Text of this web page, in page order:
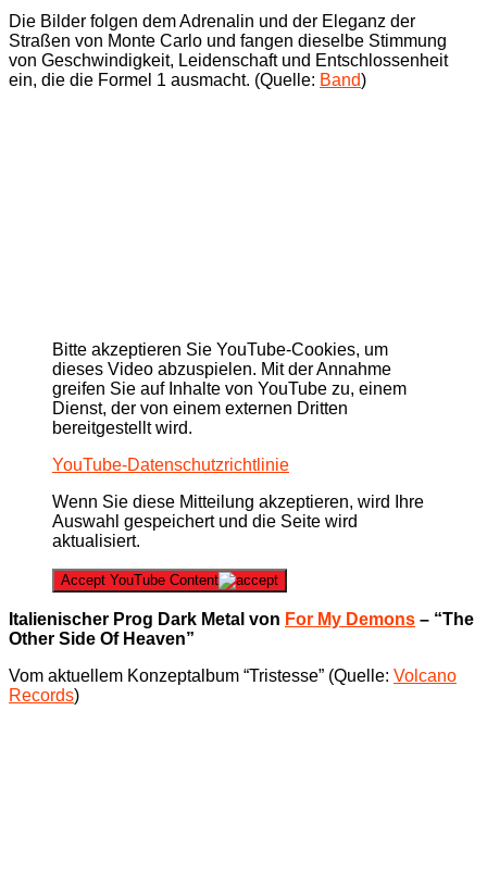
Die Bilder folgen dem Adrenalin und der Eleganz der
Straßen von Monte Carlo und fangen dieselbe Stimmung
von Geschwindigkeit, Leidenschaft und Entschlossenheit
ein, die die Formel 1 ausmacht. (Quelle: Band)
Bitte akzeptieren Sie YouTube-Cookies, um
dieses Video abzuspielen. Mit der Annahme
greifen Sie auf Inhalte von YouTube zu, einem
Dienst, der von einem externen Dritten
bereitgestellt wird.
YouTube-Datenschutzrichtlinie
Wenn Sie diese Mitteilung akzeptieren, wird Ihre
Auswahl gespeichert und die Seite wird
aktualisiert.
Accept YouTube Content
Italienischer Prog Dark Metal von For My Demons – “The
Other Side Of Heaven”
Vom aktuellem Konzeptalbum “Tristesse” (Quelle: Volcano
Records)